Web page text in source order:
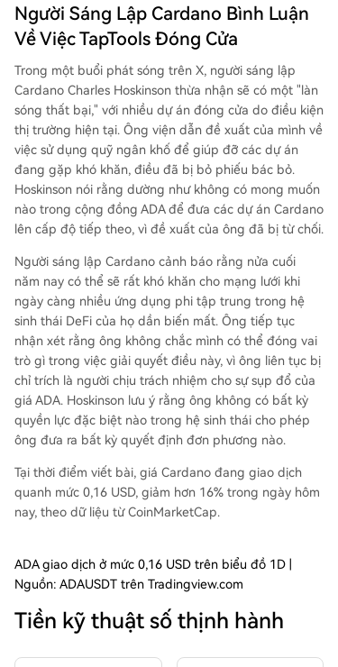
Người Sáng Lập Cardano Bình Luận
Về Việc TapTools Đóng Cửa
Trong một buổi phát sóng trên X, người sáng lập
Cardano Charles Hoskinson thừa nhận sẽ có một "làn
sóng thất bại," với nhiều dự án đóng cửa do điều kiện
thị trường hiện tại. Ông viện dẫn đề xuất của mình về
việc sử dụng quỹ ngân khố để giúp đỡ các dự án
đang gặp khó khăn, điều đã bị bỏ phiếu bác bỏ.
Hoskinson nói rằng dường như không có mong muốn
nào trong cộng đồng ADAđể đưa các dự án Cardano
lên cấp độ tiếp theo, vì đề xuất của ông đã bị từ chối.
Người sáng lập Cardano cảnh báo rằng nửa cuối
năm nay có thể sẽ rất khó khăn cho mạng lưới khi
ngày càng nhiều ứng dụng phi tập trung trong hệ
sinh thái DeFi của họ dần biến mất. Ông tiếp tục
nhận xét rằng ông không chắc mình có thể đóng vai
trò gì trong việc giải quyết điều này, vì ông liên tục bị
chỉ trích là người chịu trách nhiệm cho sự sụp đổ của
giá ADA. Hoskinson lưu ý rằng ông không có bất kỳ
quyền lực đặc biệt nào trong hệ sinh thái cho phép
ông đưa ra bất kỳ quyết định đơn phương nào.
Tại thời điểm viết bài, giá Cardano đang giao dịch
quanh mức 0,16 USD, giảm hơn 16% trong ngày hôm
nay, theo dữ liệu từ CoinMarketCap.
ADA giao dịch ở mức 0,16 USD trên biểu đồ 1D |
Nguồn: ADAUSDT trên Tradingview.com
Tiền kỹ thuật số thịnh hành